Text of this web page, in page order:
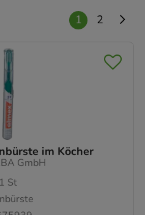
1 2
im Köcher
GmbH
1 St